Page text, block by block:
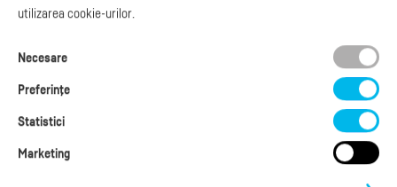
ajutor?
L-V: 09:00 - 17:00
0368 409 233
office@factureaza.ro
utilizarea cookie-urilor.
Necesare
Preferinţe
Statistici
Marketing